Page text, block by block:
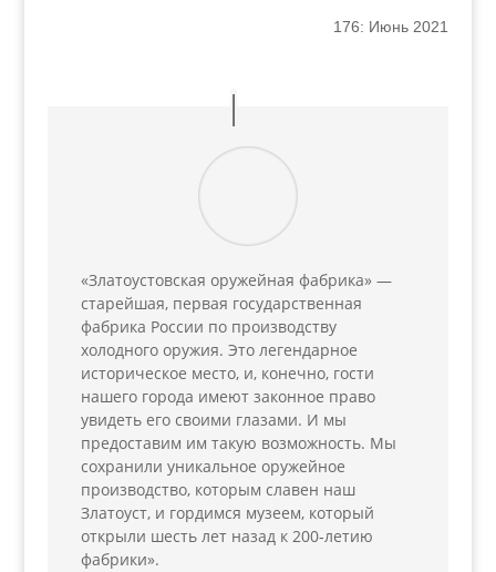
176: Июнь 2021
«Златоустовская оружейная фабрика» —
старейшая, первая государственная
фабрика России по производству
холодного оружия. Это легендарное
историческое место, и, конечно, гости
нашего города имеют законное право
увидеть его своими глазами. И мы
предоставим им такую возможность. Мы
сохранили уникальное оружейное
производство, которым славен наш
Златоуст, и гордимся музеем, который
открыли шесть лет назад к 200‑летию
фабрики».